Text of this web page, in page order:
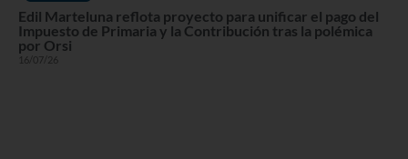
Edil Marteluna reflota proyecto para unificar el pago del
Impuesto de Primaria y la Contribución tras la polémica
por Orsi
16/07/26